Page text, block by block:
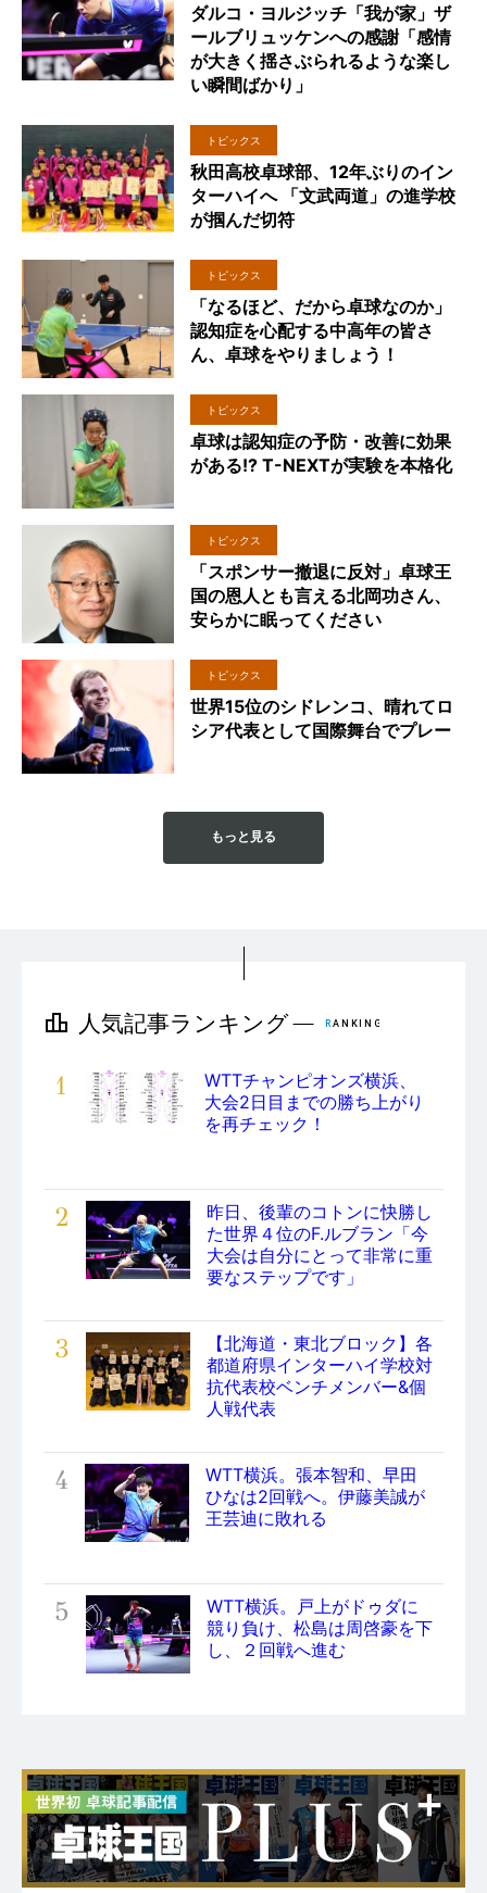
ダルコ・ヨルジッチ「我が家」ザ
ールブリュッケンへの感謝「感情
が大きく揺さぶられるような楽し
い瞬間ばかり」
トピックス
秋田高校卓球部、12年ぶりのイン
ターハイへ 「文武両道」の進学校
が掴んだ切符
トピックス
「なるほど、だから卓球なのか」
認知症を心配する中高年の皆さ
ん、卓球をやりましょう！
トピックス
卓球は認知症の予防・改善に効果
がある!? T-NEXTが実験を本格化
トピックス
「スポンサー撤退に反対」卓球王
国の恩人とも言える北岡功さん、
安らかに眠ってください
トピックス
世界15位のシドレンコ、晴れてロ
シア代表として国際舞台でプレー
もっと見る
1
WTTチャンピオンズ横浜、
大会2日目までの勝ち上がり
を再チェック！
2
昨日、後輩のコトンに快勝し
た世界４位のF.ルブラン「今
大会は自分にとって非常に重
要なステップです」
3
【北海道・東北ブロック】各
都道府県インターハイ学校対
抗代表校ベンチメンバー&個
人戦代表
4
WTT横浜。張本智和、早田
ひなは2回戦へ。伊藤美誠が
王芸迪に敗れる
5
WTT横浜。戸上がドゥダに
競り負け、松島は周啓豪を下
し、２回戦へ進む